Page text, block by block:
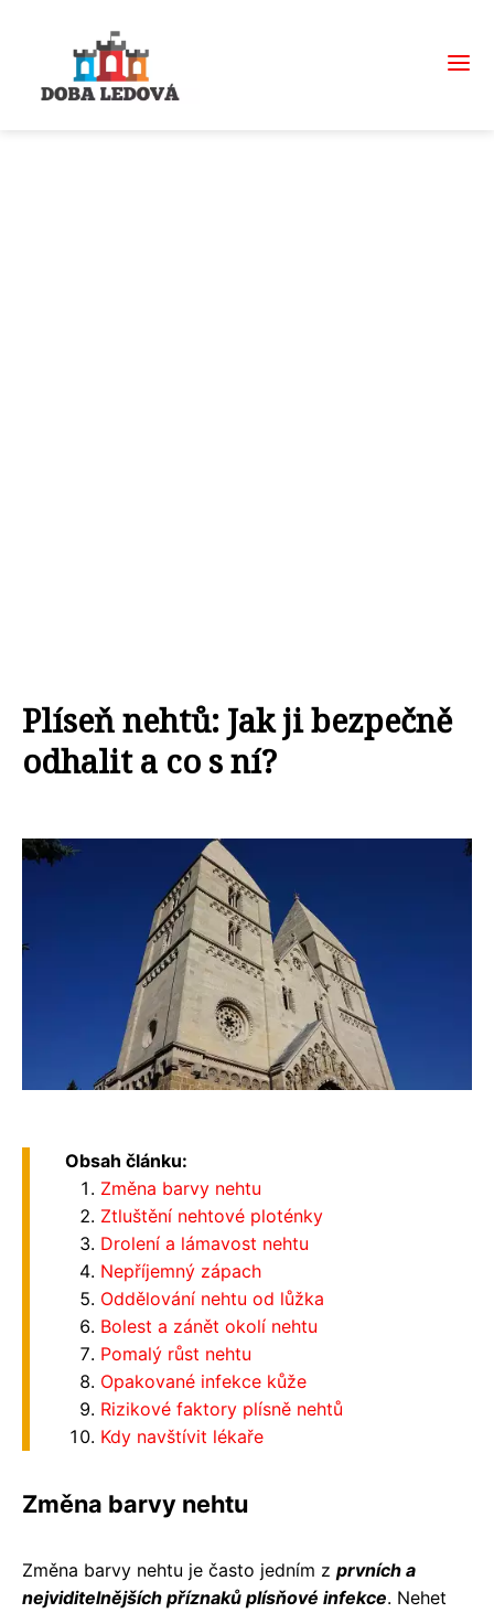
Plíseň nehtů: Jak ji bezpečně
odhalit a co s ní?
Obsah článku:
Změna barvy nehtu
Ztluštění nehtové ploténky
Drolení a lámavost nehtu
Nepříjemný zápach
Oddělování nehtu od lůžka
Bolest a zánět okolí nehtu
Pomalý růst nehtu
Opakované infekce kůže
Rizikové faktory plísně nehtů
Kdy navštívit lékaře
Změna barvy nehtu
Změna barvy nehtu je často jedním z prvních a
nejviditelnějších příznaků plísňové infekce. Nehet